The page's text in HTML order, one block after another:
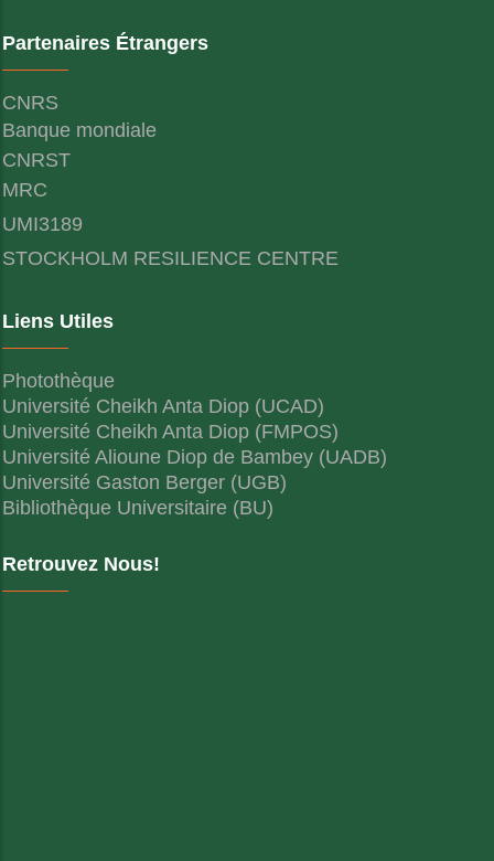
Partenaires Étrangers
CNRS
Banque mondiale
CNRST
MRC
UMI3189
STOCKHOLM RESILIENCE CENTRE
Liens Utiles
Photothèque
Université Cheikh Anta Diop (UCAD)
Université Cheikh Anta Diop (FMPOS)
Université Alioune Diop de Bambey (UADB)
Université Gaston Berger (UGB)
Bibliothèque Universitaire (BU)
Retrouvez Nous!